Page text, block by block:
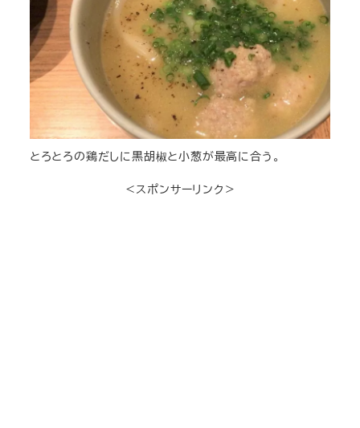
とろとろの鶏だしに黒胡椒と小葱が最高に合う。
＜スポンサーリンク＞